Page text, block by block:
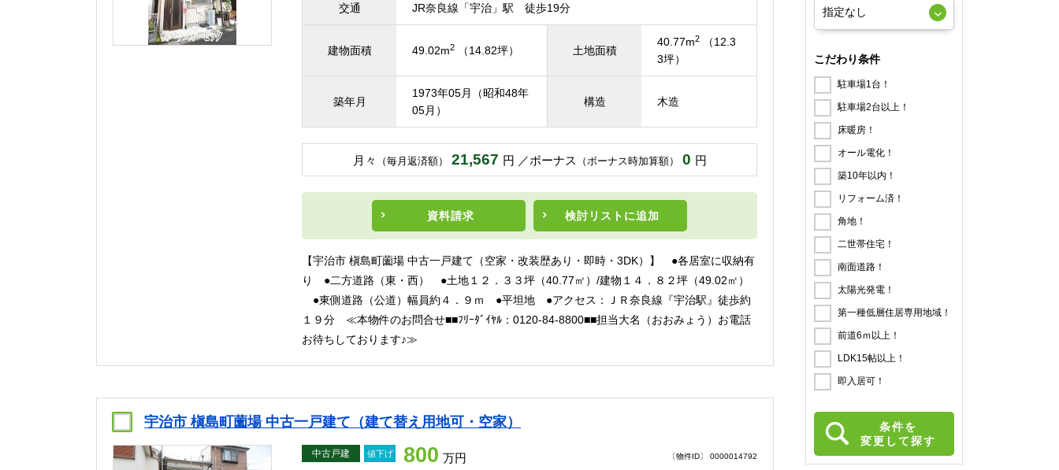
交通 JR奈良線「宇治」駅 徒歩19分
建物面積 49.02m2 （14.82坪） 土地面積
40.77m2
（12.3
3坪）
築年月
1973年05月（昭和48年
05月）
構造 木造
月々 （毎月返済額） 21,567 円 ボーナス （ボーナス時加算額） 0 円
資料請求 検討リスト に追加
【宇治市 槇島町薗場 中古一戸建て（空家・改装歴あり・即時・3DK）】 ●各居室に収納有
り ●二方道路（東・西） ●土地１２．３３坪（40.77㎡）/建物１４．８２坪（49.02㎡）
●東側道路（公道）幅員約４．９ｍ ●平坦地 ●アクセス：ＪＲ奈良線『宇治駅』徒歩約
１９分 ≪本物件のお問合せ■■ﾌﾘｰﾀﾞｲﾔﾙ：0120-84-8800■■担当大名（おおみょう）お電話
お待ちしております♪≫
宇治市 槇島町薗場 中古一戸建て（建て替え用地可・空家）
〔物件ID〕 0000014792
中古戸建 値下げ 800 万円
こだわり条件
駐車場1台！
駐車場2台以上！
床暖房！
オール電化！
築10年以内！
リフォーム済！
角地！
二世帯住宅！
南面道路！
太陽光発電！
第一種低層住居専用地域！
前道6ｍ以上！
LDK15帖以上！
即入居可！
条件を
変更して探す